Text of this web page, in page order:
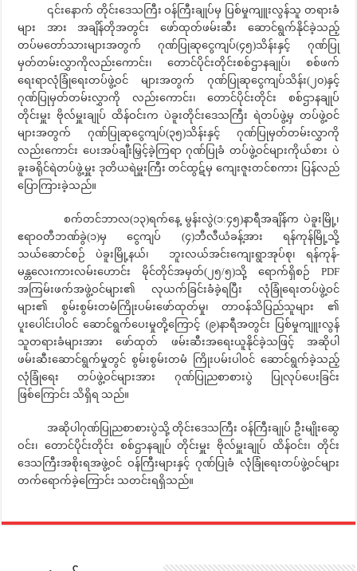
၎င်းနောက် တိုင်းဒေသကြီး ဝန်ကြီးချုပ်မှ ပြစ်မှုကျူးလွန်သူ တရားခံ
များ အား အချိန်တိုအတွင်း ဖော်ထုတ်ဖမ်းဆီး ဆောင်ရွက်နိုင်ခဲ့သည့်
တပ်မတော်သားများအတွက် ဂုဏ်ပြုဆုငွေကျပ်(၄၅)သိန်းနှင့် ဂုဏ်ပြု
မှတ်တမ်းလွှာကိုလည်းကောင်း၊ တောင်ပိုင်းတိုင်းစစ်ဌာနချုပ်၊ စစ်ဖက်
ရေးရာလုံခြုံရေးတပ်ဖွဲ့ဝင် များအတွက် ဂုဏ်ပြုဆုငွေကျပ်သိန်း(၂၀)နှင့်
ဂုဏ်ပြုမှတ်တမ်းလွှာကို လည်းကောင်း၊ တောင်ပိုင်းတိုင်း စစ်ဌာနချုပ်
တိုင်းမှူး ဗိုလ်မှူးချုပ် ထိန်ဝင်းက ပဲခူးတိုင်းဒေသကြီး ရဲတပ်ဖွဲ့မှ တပ်ဖွဲ့ဝင်
များအတွက် ဂုဏ်ပြုဆုငွေကျပ်(၃၅)သိန်းနှင့် ဂုဏ်ပြုမှတ်တမ်းလွှာကို
လည်းကောင်း ပေးအပ်ချီးမြှင့်ခဲ့ကြရာ ဂုဏ်ပြုခံ တပ်ဖွဲ့ဝင်များကိုယ်စား ပဲ
ခူးခရိုင်ရဲတပ်ဖွဲ့မှူး ဒုတိယရဲမှူးကြီး တင်ထွဋ်မှ ကျေးဇူးတင်စကား ပြန်လည်
ပြောကြားခဲ့သည်။
စက်တင်ဘာလ(၁၃)ရက်နေ့ မွန်းလွဲ(၁:၄၅)နာရီအချိန်က ပဲခူးမြို့၊
ဧရာဝတီဘဏ်ခွဲ(၁)မှ ငွေကျပ် (၄)ဘီလီယံခန့်အား ရန်ကုန်မြို့သို့
သယ်ဆောင်စဉ် ပဲခူးမြို့နယ်၊ ဘူးလယ်အင်းကျေးရွာအုပ်စု၊ ရန်ကုန်-
မန္တလေးကားလမ်းဟောင်း မိုင်တိုင်အမှတ်(၂၅/၅)သို့ ရောက်ရှိစဉ် PDF
အကြမ်းဖက်အဖွဲ့ဝင်များ၏ လုယက်ခြင်းခံခဲ့ရပြီး လုံခြုံရေးတပ်ဖွဲ့ဝင်
များ၏ စွမ်းစွမ်းတမံကြိုးပမ်းဖော်ထုတ်မှု၊ တာဝန်သိပြည်သူများ ၏
ပူးပေါင်းပါဝင် ဆောင်ရွက်ပေးမှုတို့ကြောင့် (၉)နာရီအတွင်း ပြစ်မှုကျူးလွန်
သူတရားခံများအား ဖော်ထုတ် ဖမ်းဆီးအရေးယူနိုင်ခဲ့သဖြင့် အဆိုပါ
ဖမ်းဆီးဆောင်ရွက်မှုတွင် စွမ်းစွမ်းတမံ ကြိုးပမ်းပါဝင် ဆောင်ရွက်ခဲ့သည့်
လုံခြုံရေး တပ်ဖွဲ့ဝင်များအား ဂုဏ်ပြုညစာစားပွဲ ပြုလုပ်ပေးခြင်း
ဖြစ်ကြောင်း သိရှိရ သည်။
အဆိုပါဂုဏ်ပြုညစာစားပွဲသို့ တိုင်းဒေသကြီး ဝန်ကြီးချုပ် ဦးမျိုးဆွေ
ဝင်း၊ တောင်ပိုင်းတိုင်း စစ်ဌာနချုပ် တိုင်းမှူး ဗိုလ်မှူးချုပ် ထိန်ဝင်း၊ တိုင်း
ဒေသကြီးအစိုးရအဖွဲ့ဝင် ဝန်ကြီးများနှင့် ဂုဏ်ပြုခံ လုံခြုံရေးတပ်ဖွဲ့ဝင်များ
တက်ရောက်ခဲ့ကြောင်း သတင်းရရှိသည်။